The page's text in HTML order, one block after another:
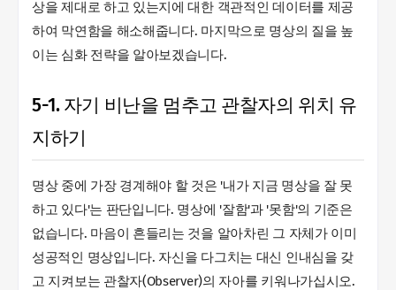
상을 제대로 하고 있는지에 대한 객관적인 데이터를 제공
하여 막연함을 해소해줍니다. 마지막으로 명상의 질을 높
이는 심화 전략을 알아보겠습니다.
5-1. 자기 비난을 멈추고 관찰자의 위치 유
지하기
명상 중에 가장 경계해야 할 것은 '내가 지금 명상을 잘 못
하고 있다'는 판단입니다. 명상에 '잘함'과 '못함'의 기준은
없습니다. 마음이 흔들리는 것을 알아차린 그 자체가 이미
성공적인 명상입니다. 자신을 다그치는 대신 인내심을 갖
고 지켜보는 관찰자(Observer)의 자아를 키워나가십시오.